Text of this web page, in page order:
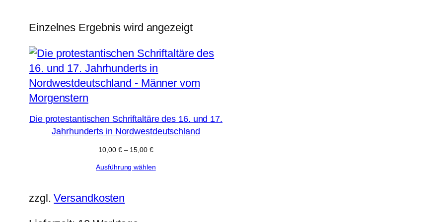
Einzelnes Ergebnis wird angezeigt
Die protestantischen Schriftaltäre des 16. und 17.
Jahrhunderts in Nordwestdeutschland
10,00 €– 15,00 €
Ausführung wählen
zzgl.Versandkosten